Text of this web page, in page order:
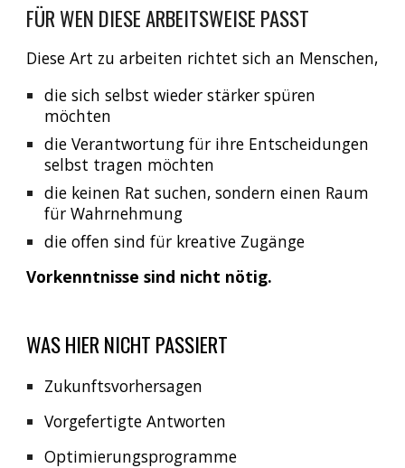
FÜR WEN DIESE ARBEITSWEISE PASST
Diese Art zu arbeiten richtet sich an Menschen,
die sich selbst wieder stärker spüren
möchten
die Verantwortung für ihre Entscheidungen
selbst tragen möchten
die keinen Rat suchen, sondern einen Raum
für Wahrnehmung
die offen sind für kreative Zugänge
Vorkenntnisse sind nicht nötig.
WAS HIER NICHT PASSIERT
Zukunftsvorhersagen
Vorgefertigte Antworten
Optimierungsprogramme